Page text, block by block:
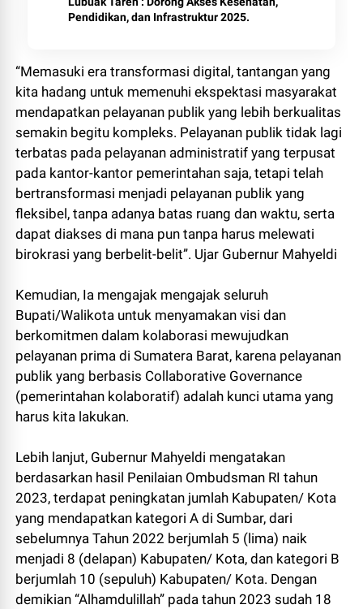
Pendidikan, dan Infrastruktur 2025.
“Memasuki era transformasi digital, tantangan yang
kita hadang untuk memenuhi ekspektasi masyarakat
mendapatkan pelayanan publik yang lebih berkualitas
semakin begitu kompleks. Pelayanan publik tidak lagi
terbatas pada pelayanan administratif yang terpusat
pada kantor-kantor pemerintahan saja, tetapi telah
bertransformasi menjadi pelayanan publik yang
fleksibel, tanpa adanya batas ruang dan waktu, serta
dapat diakses di mana pun tanpa harus melewati
birokrasi yang berbelit-belit”. Ujar Gubernur Mahyeldi
Kemudian, Ia mengajak mengajak seluruh
Bupati/Walikota untuk menyamakan visi dan
berkomitmen dalam kolaborasi mewujudkan
pelayanan prima di Sumatera Barat, karena pelayanan
publik yang berbasis Collaborative Governance
(pemerintahan kolaboratif) adalah kunci utama yang
harus kita lakukan.
Lebih lanjut, Gubernur Mahyeldi mengatakan
berdasarkan hasil Penilaian Ombudsman RI tahun
2023, terdapat peningkatan jumlah Kabupaten/ Kota
yang mendapatkan kategori A di Sumbar, dari
sebelumnya Tahun 2022 berjumlah 5 (lima) naik
menjadi 8 (delapan) Kabupaten/ Kota, dan kategori B
berjumlah 10 (sepuluh) Kabupaten/ Kota. Dengan
demikian “Alhamdulillah” pada tahun 2023 sudah 18